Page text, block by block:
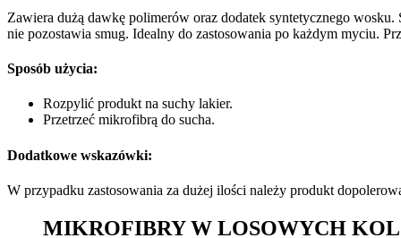
Zawiera dużą dawkę polimerów oraz dodatek syntetycznego
nie pozostawia smug. Idealny do zastosowania po każdym myciu.
Sposób użycia:
Rozpylić produkt na suchy lakier.
Przetrzeć mikrofibrą do sucha.
Dodatkowe wskazówki:
W przypadku zastosowania za dużej ilości należy produkt
MIKROFIBRY W LOSOWYCH